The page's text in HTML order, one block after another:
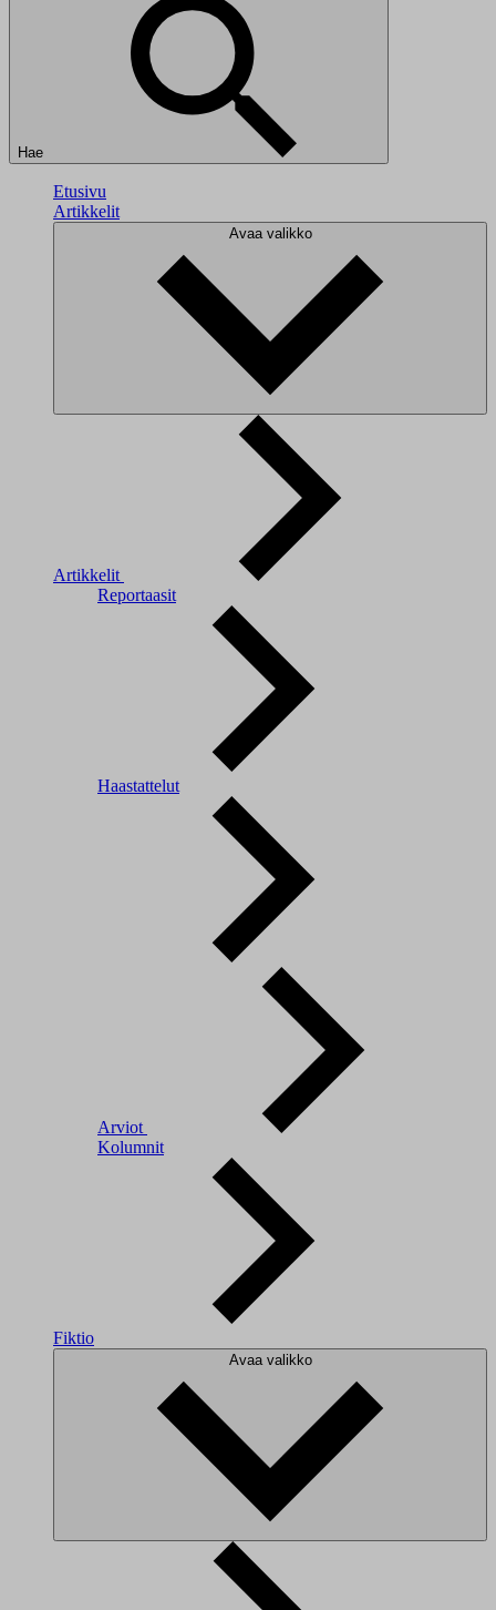
Hae
Etusivu
Artikkelit
Avaa valikko
Artikkelit
Reportaasit
Haastattelut
Arviot
Kolumnit
Fiktio
Avaa valikko